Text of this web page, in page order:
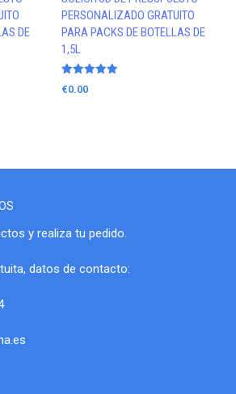
DE
PERSONALIZADO GRATUITO
PARA PACKS DE BOTELLAS DE
1,5L
Valorado
con
€0.00
y realiza tu pedido.
datos de contacto: